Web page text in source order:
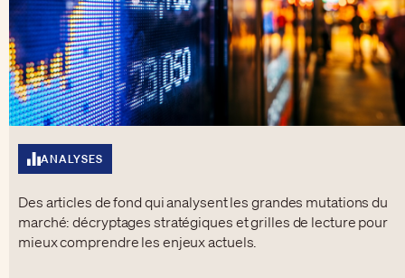
ANALYSES
Des articles de fond qui analysent les grandes mutations du
marché: décryptages stratégiques et grilles de lecture pour
mieux comprendre les enjeux actuels.